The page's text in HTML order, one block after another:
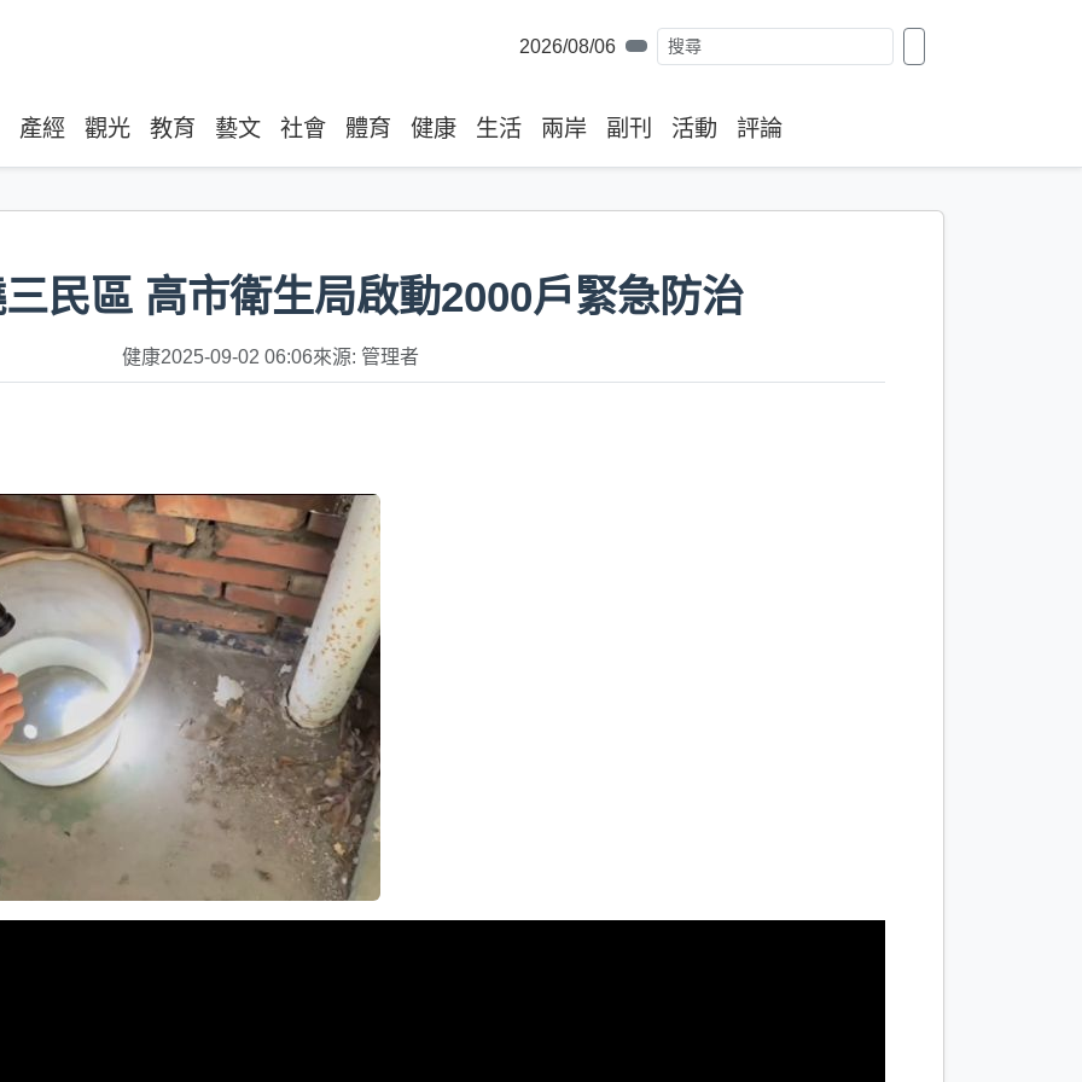
2026/08/06
產經 觀光 教育 藝文 社會 體育 健康 生活 兩岸 副刊 活動 評論
民區 高市衛生局啟動2000戶緊急防治
健康2025-09-02 06:06來源: 管理者